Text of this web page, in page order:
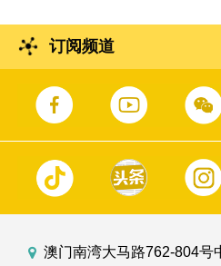
订阅频道
澳门南湾大马路762-804号